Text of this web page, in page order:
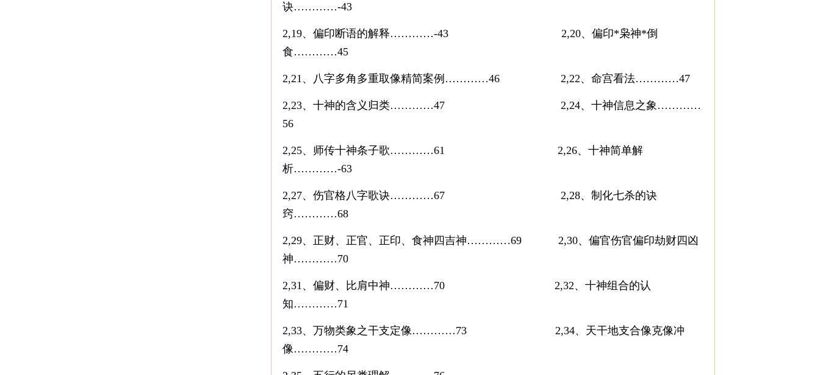
诀…………-43
2,19、偏印断语的解释…………-43 2,20、偏印*枭神*倒
食…………45
2,21、八字多角多重取像精简案例…………46 2,22、命宫看法…………47
2,23、十神的含义归类…………47 2,24、十神信息之象…………
56
2,25、师传十神条子歌…………61 2,26、十神简单解
析…………-63
2,27、伤官格八字歌诀…………67 2,28、制化七杀的诀
窍…………68
2,29、正财、正官、正印、食神四吉神…………69 2,30、偏官伤官偏印劫财四凶
神…………70
2,31、偏财、比肩中神…………70 2,32、十神组合的认
知…………71
2,33、万物类象之干支定像…………73 2,34、天干地支合像克像冲
像…………74